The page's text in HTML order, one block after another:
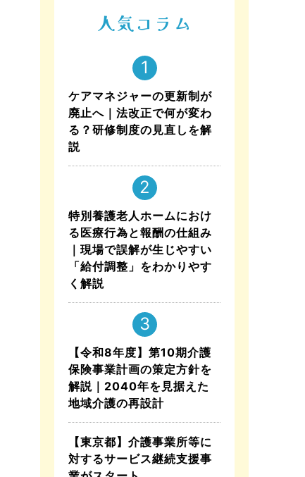
人気コラム
ケアマネジャーの更新制が
廃止へ｜法改正で何が変わ
る？研修制度の見直しを解
説
特別養護老人ホームにおけ
る医療行為と報酬の仕組み
｜現場で誤解が生じやすい
「給付調整」をわかりやす
く解説
【令和8年度】第10期介護
保険事業計画の策定方針を
解説｜2040年を見据えた
地域介護の再設計
【東京都】介護事業所等に
対するサービス継続支援事